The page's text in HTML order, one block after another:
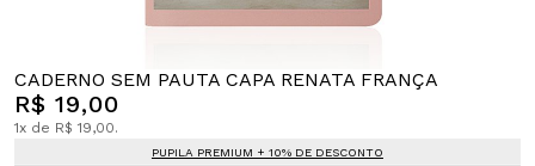
CADERNO SEM PAUTA CAPA RENATA FRANÇA
R$ 19,00
1x de R$ 19,00.
PUPILA PREMIUM + 10% DE DESCONTO